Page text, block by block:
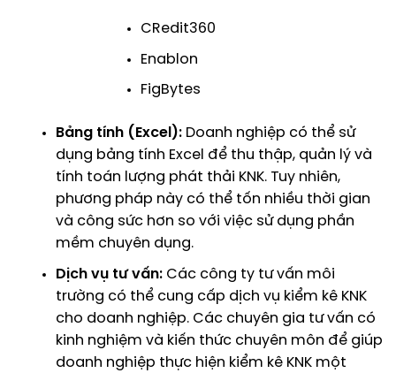
CRedit360
Enablon
FigBytes
Bảng tính (Excel): Doanh nghiệp có thể sử
dụng bảng tính Excel để thu thập, quản lý và
tính toán lượng phát thải KNK. Tuy nhiên,
phương pháp này có thể tốn nhiều thời gian
và công sức hơn so với việc sử dụng phần
mềm chuyên dụng.
Dịch vụ tư vấn: Các công ty tư vấn môi
trường có thể cung cấp dịch vụ kiểm kê KNK
cho doanh nghiệp. Các chuyên gia tư vấn có
kinh nghiệm và kiến thức chuyên môn để giúp
doanh nghiệp thực hiện kiểm kê KNK một